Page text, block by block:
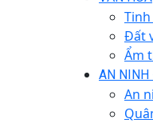
Đất
Ẩm
AN NINH
An